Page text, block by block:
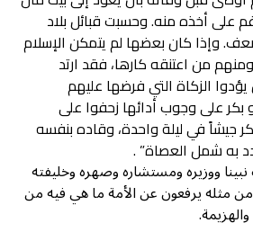
على أخذه منه. وحسبت قبائل بلاد
وإذا كان بعضها لم يتمكن الإسلام
من اعتنقه كارها، فقد ارتد
الزكاة التي فرضها عليهم
بكر على وجوب أدائها زحفوا على
جيشاً في ليلة واحدة، وقاده بنفسه
به شمل العصاة” .
ووزيره ومستشاره وصهره وخليفته
من مثله يرفعون عن الأمة ما هي فيه من